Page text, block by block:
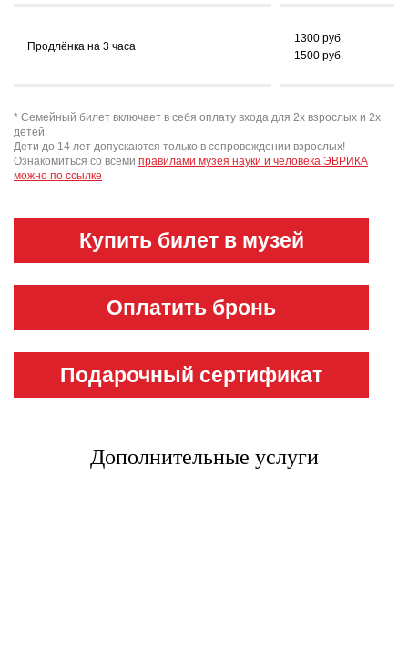
Продлёнка на 3 часа
1300 руб.
1500 руб.
* Семейный билет включает в себя оплату входа для 2х взрослых и 2х
детей
Дети до 14 лет допускаются только в сопровождении взрослых!
Ознакомиться со всеми правилами музея науки и человека ЭВРИКА
можно по ссылке
Купить билет в музей
Оплатить бронь
Подарочный сертификат
Дополнительные услуги